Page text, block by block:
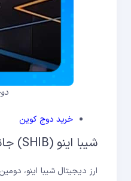
خرید دوج کوین
شیبا اینو (SHIB) جانشین دوج کوین!
ارز دیجیتال شیبا اینو،